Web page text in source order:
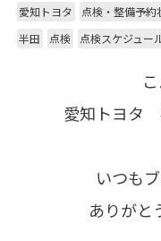
愛知トヨタ 点検・整備予約
半田
点検 点検スケジュー
愛知トヨタ
いつも
ありがと